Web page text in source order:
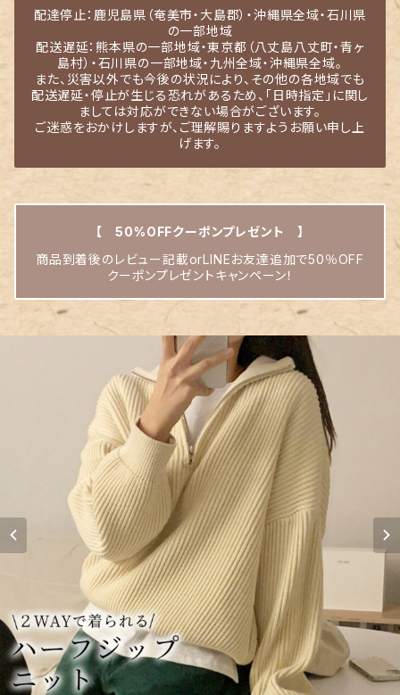
配達停止：鹿児島県（奄美市・大島郡）・沖縄県全域・石川県
の一部地域
配送遅延：熊本県の一部地域・東京都（八丈島八丈町・青ヶ
島村）・石川県の一部地域・九州全域・沖縄県全域。
また、災害以外でも今後の状況により、その他の各地域でも
配送遅延・停止が生じる恐れがあるため、「日時指定」に関し
ましては対応ができない場合がございます。
ご迷惑をおかけしますが、ご理解賜りますようお願い申し上
げます。
【 50%OFFクーポンプレゼント 】
商品到着後のレビュー記載orLINEお友達追加で50％OFF
クーポンプレゼントキャンペーン！